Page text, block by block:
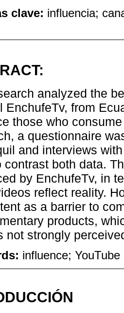
clave: influencia;
analyzed the
EnchufeTv, from
those who
a questionnaire
and interviews
contrast both data.
by EnchufeTv, in
reflect reality.
as a barrier to
products,
not strongly
influence;